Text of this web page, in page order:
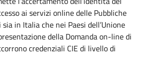
ai servizi online delle Pubbliche
in Italia che nei Paesi dell’Unione
della Domanda on-line di
credenziali CIE di livello di